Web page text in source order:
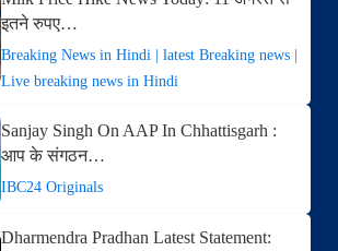
इतने रुपए…
Breaking News in Hindi | latest Breaking news |
Live breaking news in Hindi
Sanjay Singh On AAP In Chhattisgarh :
आप के संगठन…
IBC24 Originals
Dharmendra Pradhan Latest Statement: